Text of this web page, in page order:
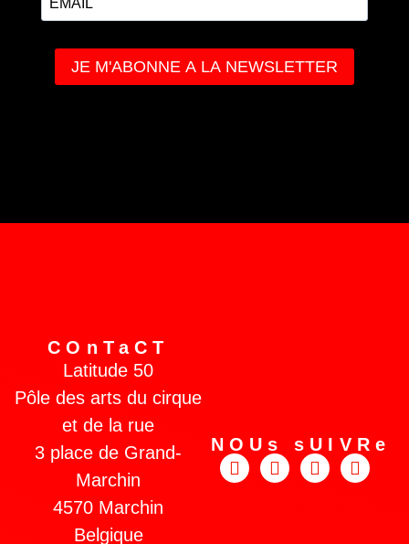
COnTaCT
Latitude 50
Pôle des arts du cirque
et de la rue
3 place de Grand-
Marchin
4570 Marchin
Belgique
NOUs sUIVRe